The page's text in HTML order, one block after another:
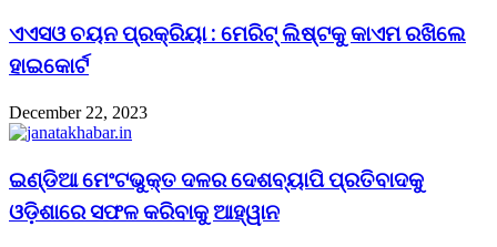
ଏଏସଓ ଚୟନ ପ୍ରକ୍ରିୟା : ମେରିଟ୍ ଲିଷ୍ଟକୁ କାଏମ ରଖିଲେ
ହାଇକୋର୍ଟ
December 22, 2023
ଇଣ୍ଡିଆ ମେଂଟଭୁକ୍ତ ଦଳର ଦେଶବ୍ୟାପି ପ୍ରତିବାଦକୁ
ଓଡ଼ିଶାରେ ସଫଳ କରିବାକୁ ଆହ୍ୱାନ